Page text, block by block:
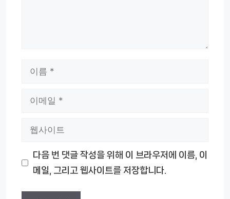
다음 번 댓글 작성을 위해 이 브라우저에 이름, 이
메일, 그리고 웹사이트를 저장합니다.